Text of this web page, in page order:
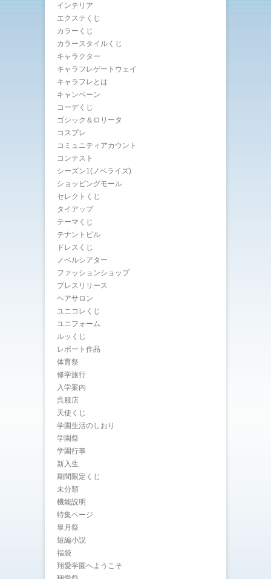
インテリア
エクステくじ
カラーくじ
カラースタイルくじ
キャラクター
キャラフレゲートウェイ
キャラフレとは
キャンペーン
コーデくじ
ゴシック＆ロリータ
コスプレ
コミュニティアカウント
コンテスト
シーズン1(ノベライズ)
ショッピングモール
セレクトくじ
タイアップ
テーマくじ
テナントビル
ドレスくじ
ノベルシアター
ファッションショップ
プレスリリース
ヘアサロン
ユニコレくじ
ユニフォーム
ルッくじ
レポート作品
体育祭
修学旅行
入学案内
呉服店
天使くじ
学園生活のしおり
学園祭
学園行事
新入生
期間限定くじ
未分類
機能説明
特集ページ
皐月祭
短編小説
福袋
翔愛学園へようこそ